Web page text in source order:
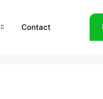
Contact